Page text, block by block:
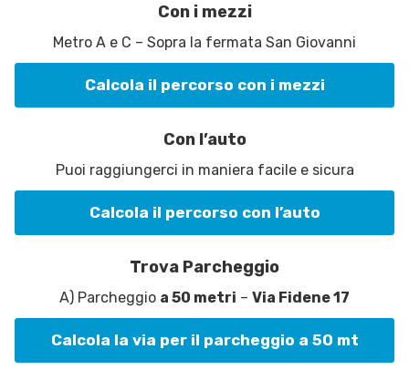
Con i mezzi
Metro A e C – Sopra la fermata San Giovanni
Calcola il percorso con i mezzi
Con l’auto
Puoi raggiungerci in maniera facile e sicura
Calcola il percorso con l’auto
Trova Parcheggio
A) Parcheggio a 50 metri – Via Fidene 17
Calcola la via per il parcheggio a 50 mt